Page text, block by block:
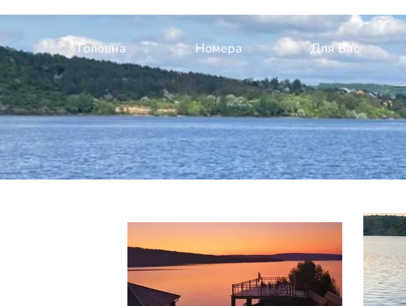
Головна Номера Для Вас